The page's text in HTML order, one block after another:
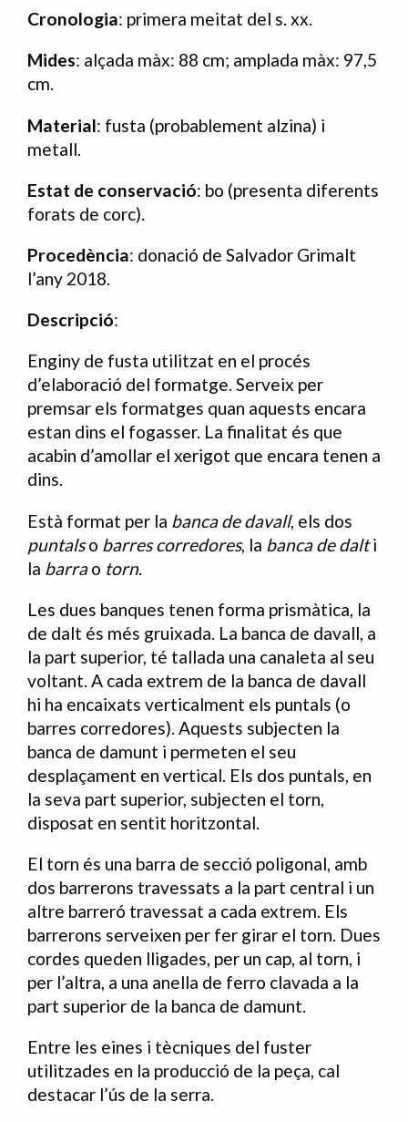
Cronologia: primera meitat del s. xx.
Mides: alçada màx: 88 cm; amplada màx: 97,5
cm.
Material: fusta (probablement alzina) i
metall.
Estat de conservació: bo (presenta diferents
forats de corc).
Procedència: donació de Salvador Grimalt
l’any 2018.
Descripció:
Enginy de fusta utilitzat en el procés
d’elaboració del formatge. Serveix per
premsar els formatges quan aquests encara
estan dins el fogasser. La finalitat és que
acabin d’amollar el xerigot que encara tenen a
dins.
Està format per la banca de davall, els dos
puntalso barres corredores, la banca de dalti
la barrao torn.
Les dues banques tenen forma prismàtica, la
de dalt és més gruixada. La banca de davall, a
la part superior, té tallada una canaleta al seu
voltant. A cada extrem de la banca de davall
hi ha encaixats verticalment els puntals (o
barres corredores). Aquests subjecten la
banca de damunt i permeten el seu
desplaçament en vertical. Els dos puntals, en
la seva part superior, subjecten el torn,
disposat en sentit horitzontal.
El torn és una barra de secció poligonal, amb
dos barrerons travessats a la part central i un
altre barreró travessat a cada extrem. Els
barrerons serveixen per fer girar el torn. Dues
cordes queden lligades, per un cap, al torn, i
per l’altra, a una anella de ferro clavada a la
part superior de la banca de damunt.
Entre les eines i tècniques del fuster
utilitzades en la producció de la peça, cal
destacar l’ús de la serra.